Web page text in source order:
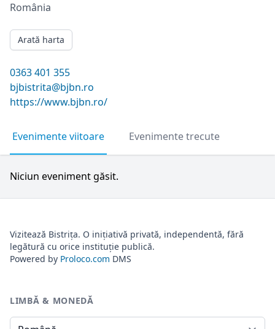
România
Arată harta
0363 401 355
bjbistrita@bjbn.ro
https://www.bjbn.ro/
Evenimente viitoare Evenimente trecute
Niciun eveniment găsit.
Vizitează Bistrița. O inițiativă privată, independentă, fără
legătură cu orice instituție publică.
Powered by Proloco.com DMS
LIMBĂ & MONEDĂ
Limbă